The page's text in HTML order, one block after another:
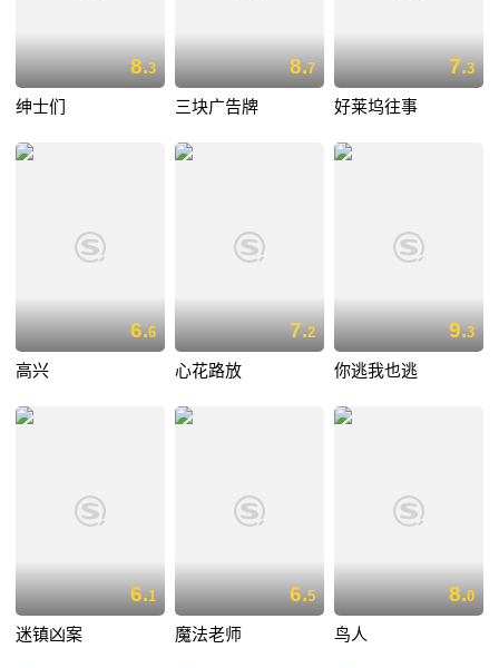
8.3
绅士们
8.7
三块广告牌
7.3
好莱坞往事
6.6
高兴
7.2
心花路放
9.3
你逃我也逃
6.1
迷镇凶案
6.5
魔法老师
8.0
鸟人